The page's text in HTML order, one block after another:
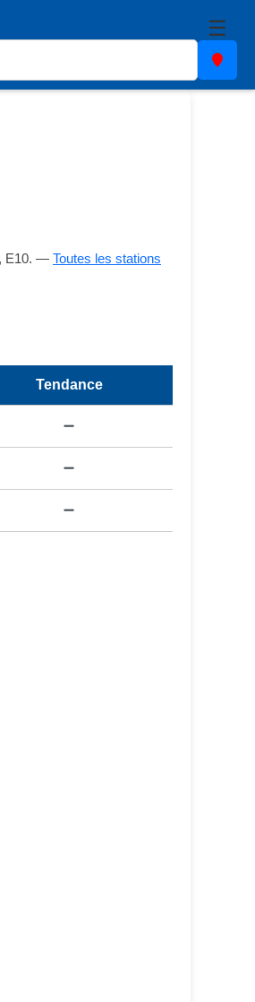
☰
E10. — Toutes les stations
Tendance
➖
➖
➖